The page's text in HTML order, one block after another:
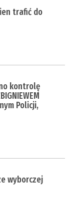
trafić do
kontrolę
Policji,
wyborczej